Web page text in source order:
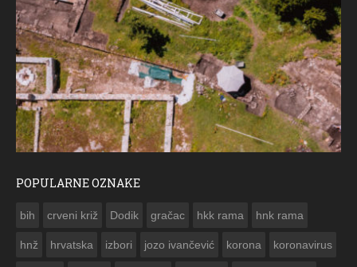
POPULARNE OZNAKE
bih crveni križ Dodik gračac hkk rama hnk rama
hnž hrvatska izbori jozo ivančević korona koronavirus